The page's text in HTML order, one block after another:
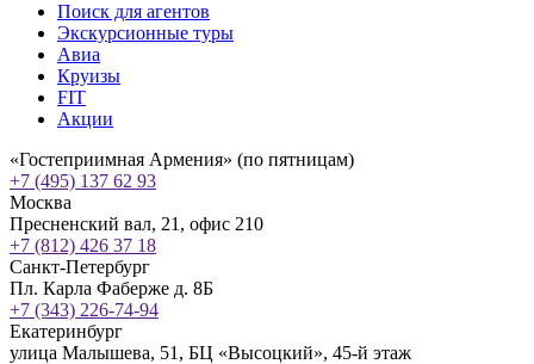
Поиск для агентов
Экскурсионные туры
Авиа
Круизы
FIT
Акции
«Гостеприимная Армения» (по пятницам)
+7 (495) 137 62 93
Москва
Пресненский вал, 21, офис 210
+7 (812) 426 37 18
Санкт-Петербург
Пл. Карла Фаберже д. 8Б
+7 (343) 226-74-94
Екатеринбург
улица Малышева, 51, БЦ «Высоцкий», 45-й этаж